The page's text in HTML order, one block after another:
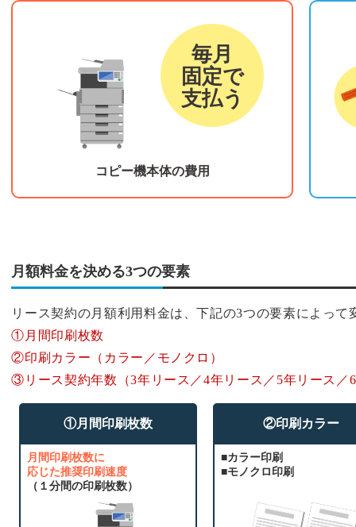
毎月
固定で
支払う
コピー機本体の費用
月額料金を決める3つの要素
リース契約の月額利用料金は、下記の3つの要素によって
①月間印刷枚数
②印刷カラー（カラー／モノクロ）
③リース契約年数（3年リース／4年リース／5年リース／
①月間印刷枚数
月間印刷枚数に
応じた推奨印刷速度
（１分間の印刷枚数）
②印刷カラー
■カラー印刷
■モノクロ印刷